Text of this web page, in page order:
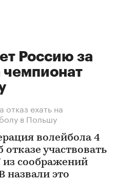
Россию за
чемпионат
отказ ехать на
в Польшу
волейбола 4
отказе участвовать
соображений
назвали это